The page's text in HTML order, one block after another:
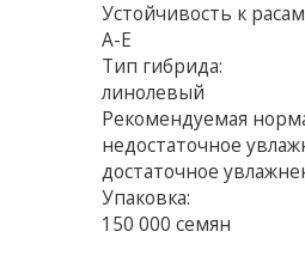
Устойчивость к
A-E
Тип гибрида:
линолевый
Рекомендуемая
недостаточное
достаточное
Упаковка:
150 000 семян